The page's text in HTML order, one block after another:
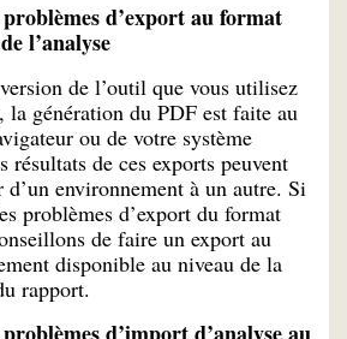
d’export au format
l’analyse
de l’outil que vous utilisez
la génération du PDF est faite au
ou de votre système
résultats de ces exports peuvent
d’un environnement à un autre. Si
problèmes d’export du format
de faire un export au
disponible au niveau de la
rapport.